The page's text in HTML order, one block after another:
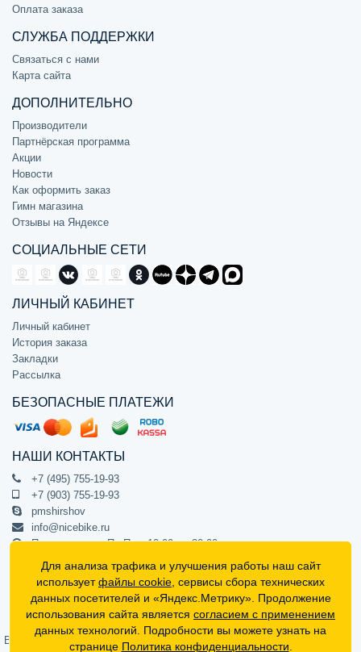
Оплата заказа
СЛУЖБА ПОДДЕРЖКИ
Связаться с нами
Карта сайта
ДОПОЛНИТЕЛЬНО
Производители
Партнёрская программа
Акции
Новости
Как оформить заказ
Гимн магазина
Отзывы на Яндексе
СОЦИАЛЬНЫЕ СЕТИ
ЛИЧНЫЙ КАБИНЕТ
Личный кабинет
История заказа
Закладки
Рассылка
БЕЗОПАСНЫЕ ПЛАТЕЖИ
НАШИ КОНТАКТЫ
+7 (495) 755-19-93
+7 (903) 755-19-93
pmshirshov
info@nicebike.ru
Прием звонков Пн-Пт с 10:00 до 20:00
ПВЗ Пн-Пт с 10:00 до 20:00
г. Москва, ул. Барклая 13с1
подъезд 1, цокольный этаж, офис 1
Официальный интернет-магазин NiceBike © 2012 - 2026
Вся информация на сайте носит ознакомительный характер, не
Для анализа трафика и улучшения работы наш сайт
используетфайлы cookie , сервисы сбора технических
данных посетителей и «Яндекс.Метрику». Продолжение
использования сайта является согласием с применением
данных технологий. Подробности вы можете узнать на
странице Политика конфиденциальности